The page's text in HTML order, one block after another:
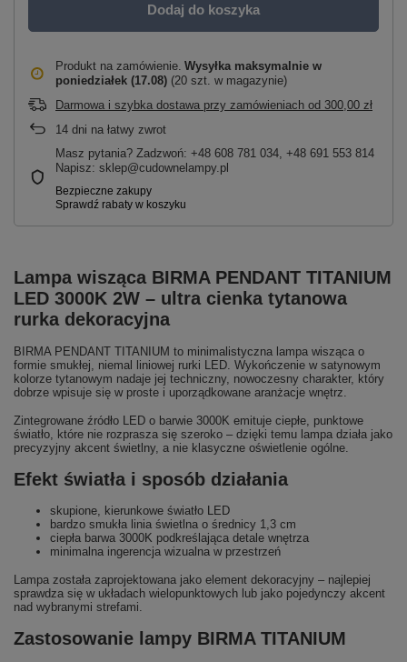
Dodaj do koszyka
Produkt na zamówienie Wysyłka maksymalnie w
poniedziałek (17.08) (20 szt. w magazynie)
Darmowa i szybka dostawa przy zamówieniach od 300,00 zł
14 dni na łatwy zwrot
Masz pytania? Zadzwoń: +48 608 781 034, +48 691 553 814
Napisz: sklep@cudownelampy.pl
Lampa wisząca BIRMA PENDANT TITANIUM
LED 3000K 2W – ultra cienka tytanowa
rurka dekoracyjna
BIRMA PENDANT TITANIUM to minimalistyczna lampa wisząca o
formie smukłej, niemal liniowej rurki LED. Wykończenie w satynowym
kolorze tytanowym nadaje jej techniczny, nowoczesny charakter, który
dobrze wpisuje się w proste i uporządkowane aranżacje wnętrz.
Zintegrowane źródło LED o barwie 3000K emituje ciepłe, punktowe
światło, które nie rozprasza się szeroko – dzięki temu lampa działa jako
precyzyjny akcent świetlny, a nie klasyczne oświetlenie ogólne.
Efekt światła i sposób działania
skupione, kierunkowe światło LED
bardzo smukła linia świetlna o średnicy 1,3 cm
ciepła barwa 3000K podkreślająca detale wnętrza
minimalna ingerencja wizualna w przestrzeń
Lampa została zaprojektowana jako element dekoracyjny – najlepiej
sprawdza się w układach wielopunktowych lub jako pojedynczy akcent
nad wybranymi strefami.
Zastosowanie lampy BIRMA TITANIUM